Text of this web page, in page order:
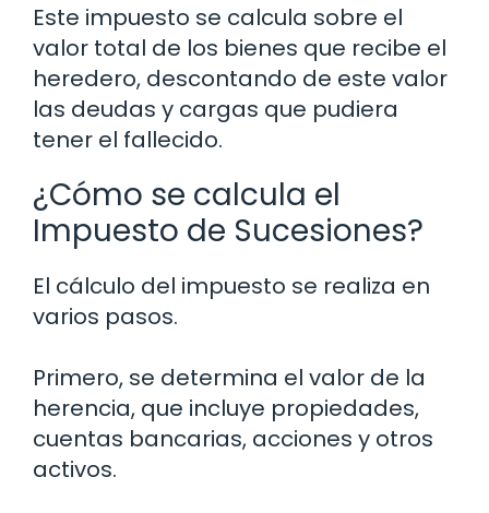
Este impuesto se calcula sobre el
valor total de los bienes que recibe el
heredero, descontando de este valor
las deudas y cargas que pudiera
tener el fallecido.
¿Cómo se calcula el
Impuesto de Sucesiones?
El cálculo del impuesto se realiza en
varios pasos.
Primero, se determina el valor de la
herencia, que incluye propiedades,
cuentas bancarias, acciones y otros
activos.